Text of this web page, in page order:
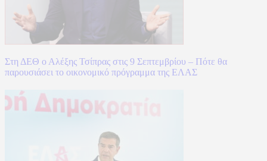
Στη ΔΕΘ ο Αλέξης Τσίπρας στις 9 Σεπτεμβρίου – Πότε θα
παρουσιάσει το οικονομικό πρόγραμμα της ΕΛΑΣ